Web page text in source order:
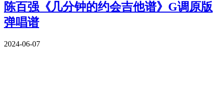
陈百强《几分钟的约会吉他谱》G调原版
弹唱谱
2024-06-07